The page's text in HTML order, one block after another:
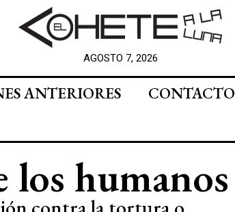
AGOSTO 7, 2026
ANTERIORES
CONTACTO
los humanos